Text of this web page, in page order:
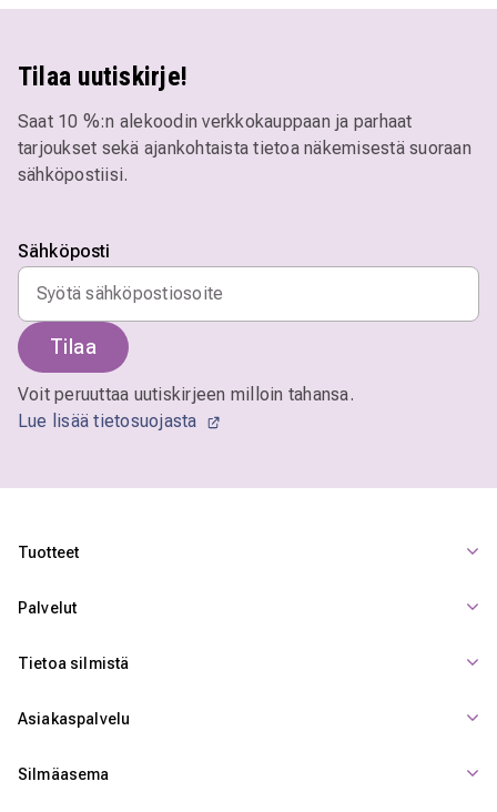
Tilaa uutiskirje!
Saat 10 %:n alekoodin verkkokauppaan ja parhaat
tarjoukset sekä ajankohtaista tietoa näkemisestä suoraan
sähköpostiisi.
Sähköposti
Tilaa
Voit peruuttaa uutiskirjeen milloin tahansa.
Lue lisää tietosuojasta
Tuotteet
Palvelut
Tietoa silmistä
Asiakaspalvelu
Silmäasema